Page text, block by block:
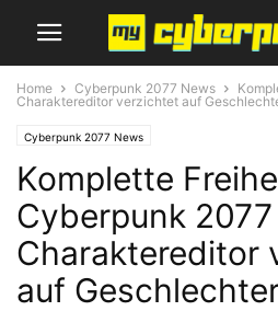
Home Cyberpunk 2077 News
Charaktereditor verzichtet auf
Cyberpunk 2077 News
Komplette
Cyberpunk 2077
Charaktereditor
auf